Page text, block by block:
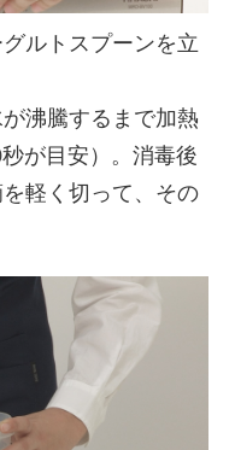
ルトスプーンを立
沸騰するまで加熱
が目安）。消毒後
軽く切って、その